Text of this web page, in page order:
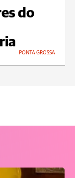
do
PONTA GROSSA